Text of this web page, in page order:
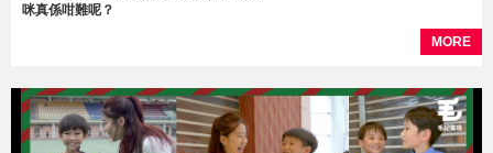
咪真係咁難呢？
MORE